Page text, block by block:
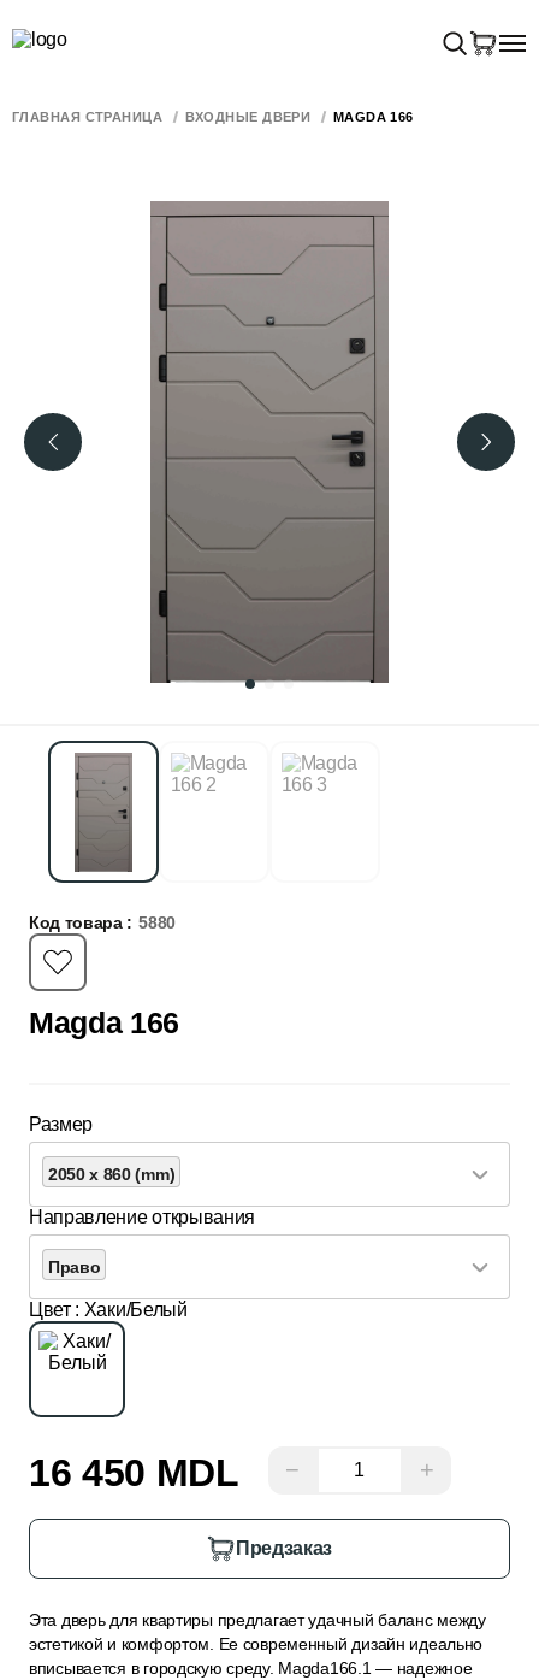
ГЛАВНАЯ СТРАНИЦА ВХОДНЫЕ ДВЕРИ MAGDA 166
Код товара : 5880
Magda 166
Размер
2050 x 860 (mm)
Направление открывания
Право
Цвет : Хаки/Белый
16 450 MDL − +
Предзаказ
Эта дверь для квартиры предлагает удачный баланс между
эстетикой и комфортом. Ее современный дизайн идеально
вписывается в городскую среду. Magda166.1 — надежное